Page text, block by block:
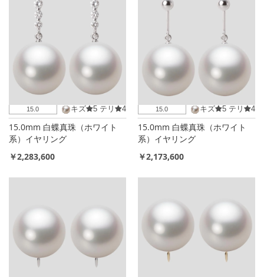
15.0 キズ 5 テリ 4
15.0mm 白蝶真珠（ホワイト
系）イヤリング
￥2,283,600
15.0 キズ 5 テリ 4
15.0mm 白蝶真珠（ホワイト
系）イヤリング
￥2,173,600